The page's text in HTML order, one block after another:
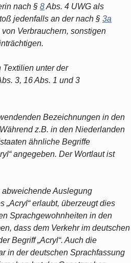
nach § 8Abs. 4 UWG als
jedenfalls an der nach § 3a
Verbrauchern, sonstigen
Textilien unter der
3, 16 Abs. 1 und 3
Bezeichnungen in den
z.B. in den Niederlanden
ähnliche Begriffe
angegeben. Der Wortlaut ist
Auslegung
„Acryl“ erlaubt, überzeugt dies
Sprachgewohnheiten in den
dass dem Verkehr im deutschen
Begriff „Acryl“. Auch die
in der deutschen Sprachfassung